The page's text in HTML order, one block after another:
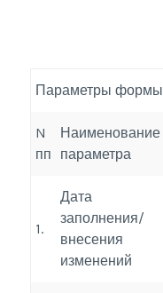
Параметры формы
N
пп
Наименование
параметра
1.
Дата
заполнения/
внесения
изменений